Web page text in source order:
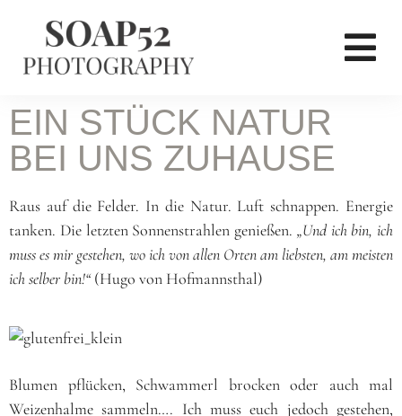
EIN STÜCK NATUR
BEI UNS ZUHAUSE
Raus auf die Felder. In die Natur. Luft schnappen. Energie
tanken. Die letzten Sonnenstrahlen genießen. „Und ich bin, ich
muss es mir gestehen, wo ich von allen Orten am liebsten, am meisten
ich selber bin!“ (Hugo von Hofmannsthal)
Blumen pflücken, Schwammerl brocken oder auch mal
Weizenhalme sammeln…. Ich muss euch jedoch gestehen,